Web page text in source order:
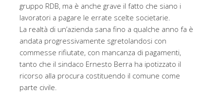
gruppo RDB, ma è anche grave il fatto che siano i
lavoratori a pagare le errate scelte societarie.
La realtà di un’azienda sana fino a qualche anno fa è
andata progressivamente sgretolandosi con
commesse rifiutate, con mancanza di pagamenti,
tanto che il sindaco Ernesto Berra ha ipotizzato il
ricorso alla procura costituendo il comune come
parte civile.